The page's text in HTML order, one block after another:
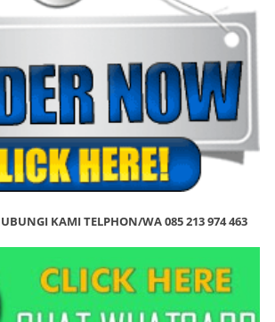
KAMI TELPHON/WA 085 213 974 463